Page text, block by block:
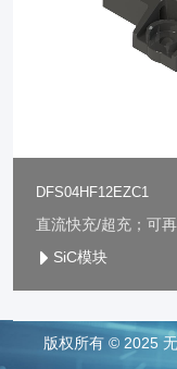
DFS04HF12EZC1
直流快充/超充；可
SiC模块
版权所有 © 2025